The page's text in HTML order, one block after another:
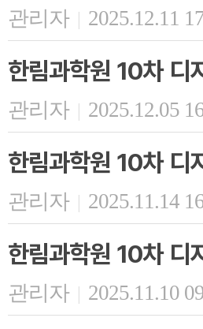
관리자 | 2025.12.11
한림과학원 10차 디
관리자 | 2025.12.05
한림과학원 10차 디
관리자 | 2025.11.14
한림과학원 10차 디
관리자 | 2025.11.10